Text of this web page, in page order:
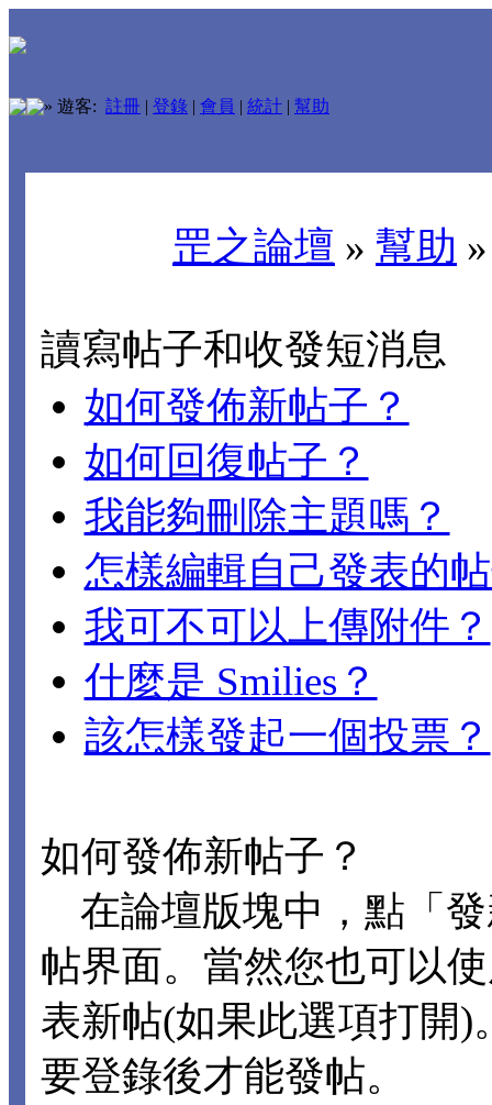
» 遊客: 註冊 | 登錄 | 會員 | 統計 | 幫助
罡之論壇 » 幫助
讀寫帖子和收發短消息
如何發佈新帖子？
如何回復帖子？
我能夠刪除主題嗎？
怎樣編輯自己發表的
我可不可以上傳附件？
什麼是 Smilies？
該怎樣發起一個投票？
如何發佈新帖子？
在論壇版塊中，點「
帖界面。當然您也可以
表新帖(如果此選項打開
要登錄後才能發帖。